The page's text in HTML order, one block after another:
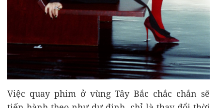
Việc quay phim ở vùng Tây Bắc chắc chắn sẽ